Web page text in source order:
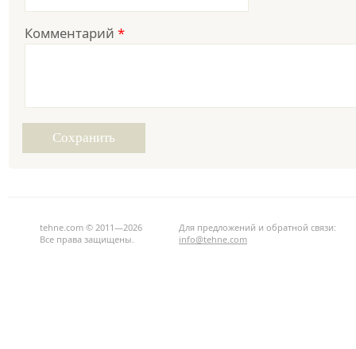
Комментарий *
tehne.com © 2011—2026
Все права защищены.
Для предложений и обратной связи:
info@tehne.com